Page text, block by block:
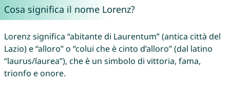
Cosa significa il nome Lorenz?
Lorenz significa “abitante di Laurentum” (antica città del
Lazio) e “alloro” o “colui che è cinto d’alloro” (dal latino
“laurus/laurea”), che è un simbolo di vittoria, fama,
trionfo e onore.